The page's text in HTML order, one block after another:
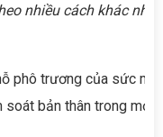
nhiều cách khác
phô trương của sức
bản thân trong mọi